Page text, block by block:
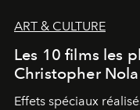
ART & CULTURE
Les 10 films les
Christopher
Effets spéciaux